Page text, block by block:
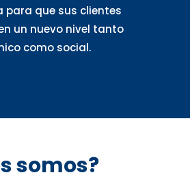
para que sus clientes
un nuevo nivel tanto
como social.
somos?